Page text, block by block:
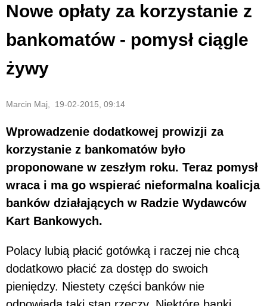
Nowe opłaty za korzystanie z
bankomatów - pomysł ciągle
żywy
Marcin Maj, 19-02-2015, 09:14
Wprowadzenie dodatkowej prowizji za
korzystanie z bankomatów było
proponowane w zeszłym roku. Teraz pomysł
wraca i ma go wspierać nieformalna koalicja
banków działających w Radzie Wydawców
Kart Bankowych.
Polacy lubią płacić gotówką i raczej nie chcą
dodatkowo płacić za dostęp do swoich
pieniędzy. Niestety części banków nie